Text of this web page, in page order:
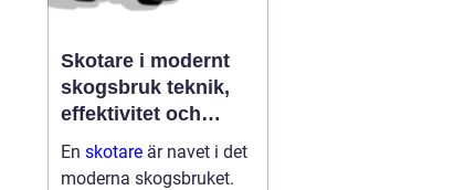
Skotare i modernt
skogsbruk teknik,
effektivitet och
hållbarhet
En skotare är navet i det
moderna skogsbruket.